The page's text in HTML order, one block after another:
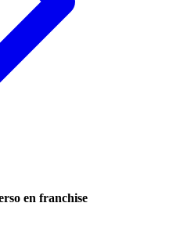
en franchise